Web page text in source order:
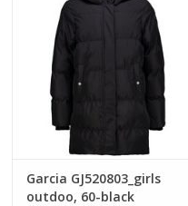
TOEVOEGEN AAN WINKELWAGEN
Garcia GJ520803_girls
outdoo, 60-black